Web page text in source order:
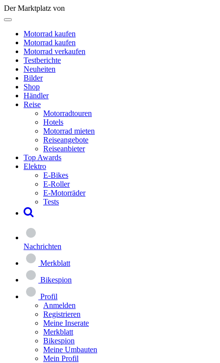
Der Marktplatz von
Motorrad kaufen
Motorrad kaufen
Motorrad verkaufen
Testberichte
Neuheiten
Bilder
Shop
Händler
Reise
Motorradtouren
Hotels
Motorrad mieten
Reiseangebote
Reiseanbieter
Top Awards
Elektro
E-Bikes
E-Roller
E-Motorräder
Tests
Nachrichten
Merkblatt
Bikespion
Profil
Anmelden
Registrieren
Meine Inserate
Merkblatt
Bikespion
Meine Umbauten
Mein Profil